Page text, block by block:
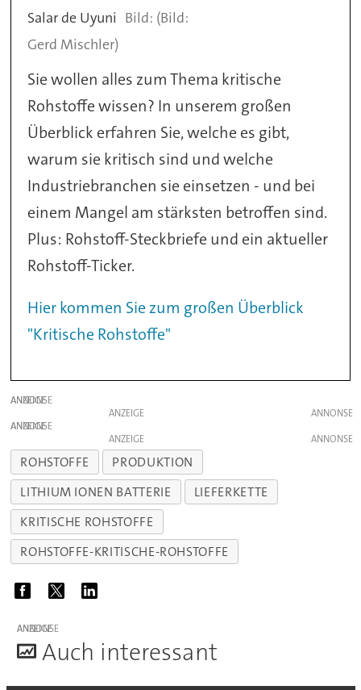
Salar de Uyuni
(Bild:
Gerd Mischler)
Sie wollen alles zum Thema kritische
Rohstoffe wissen? In unserem großen
Überblick erfahren Sie, welche es gibt,
warum sie kritisch sind und welche
Industriebranchen sie einsetzen - und bei
einem Mangel am stärksten betroffen sind.
Plus: Rohstoff-Steckbriefe und ein aktueller
Rohstoff-Ticker.
Hier kommen Sie zum großen Überblick
"Kritische Rohstoffe"
ANZEIGE
ANZEIGE
ANZEIGE
ANZEIGE
ROHSTOFFE
PRODUKTION
LITHIUM IONEN BATTERIE
LIEFERKETTE
KRITISCHE ROHSTOFFE
ROHSTOFFE-KRITISCHE-ROHSTOFFE
ANZEIGE
Auch interessant